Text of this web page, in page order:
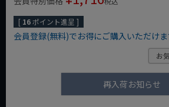
[ 16ポイント進呈 ]
会員登録(無料)でお得にご購入いただけ
お
再入荷お知らせ